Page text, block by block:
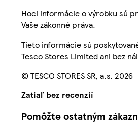
Hoci informácie o výrobku sú
Vaše zákonné práva.
Tieto informácie sú
Tesco Stores Limited ani bez
© TESCO STORES SR, a.s. 2026
Zatiaľ bez recenzií
Pomôžte ostatným